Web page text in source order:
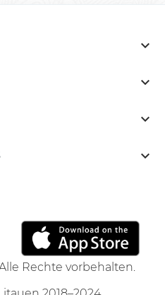




Rechte vorbehalten.